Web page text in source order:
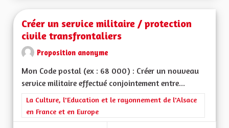
Créer un service militaire / protection
civile transfrontaliers
Proposition anonyme
Mon Code postal (ex : 68 000) : Créer un nouveau
service militaire effectué conjointement entre...
Filtrer les résultats de la catégorie : La Culture, l'Education et
La Culture, l'Education et le rayonnement de l'Alsace
en France et en Europe